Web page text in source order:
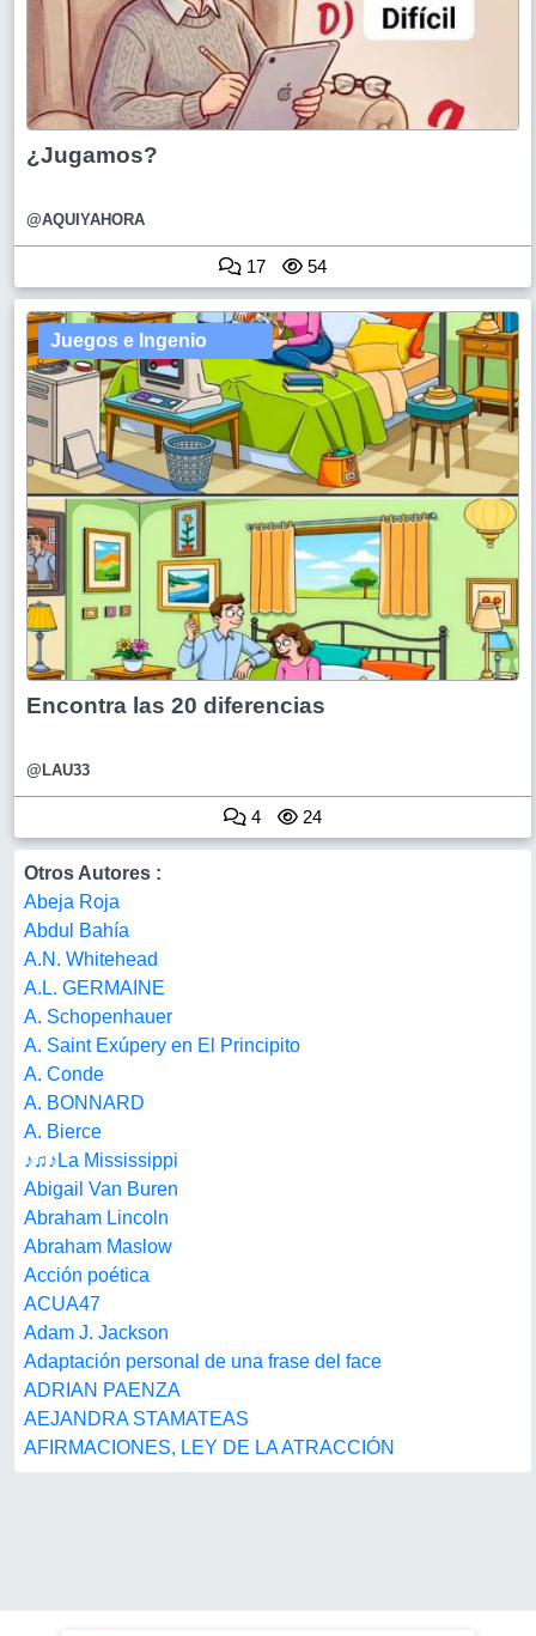
¿Jugamos?
@AQUIYAHORA
17 54
Juegos e Ingenio
Encontra las 20 diferencias
@LAU33
4 24
Otros Autores :
Abeja Roja
Abdul Bahía
A.N. Whitehead
A.L. GERMAINE
A. Schopenhauer
A. Saint Exúpery en El Principito
A. Conde
A. BONNARD
A. Bierce
♪♫♪La Mississippi
Abigail Van Buren
Abraham Lincoln
Abraham Maslow
Acción poética
ACUA47
Adam J. Jackson
Adaptación personal de una frase del face
ADRIAN PAENZA
AEJANDRA STAMATEAS
AFIRMACIONES, LEY DE LA ATRACCIÓN